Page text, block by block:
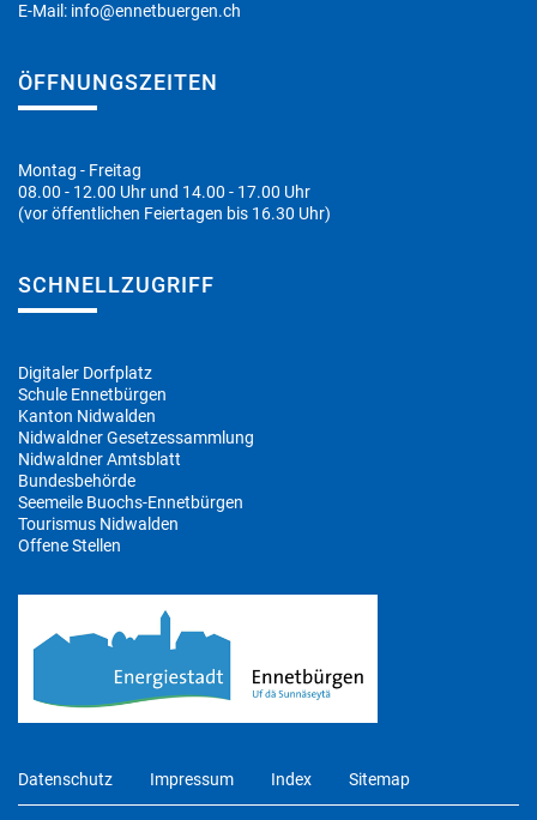
E-Mail: info@ennetbuergen.ch
ÖFFNUNGSZEITEN
Montag - Freitag
08.00 - 12.00 Uhr und 14.00 - 17.00 Uhr
(vor öffentlichen Feiertagen bis 16.30 Uhr)
SCHNELLZUGRIFF
Digitaler Dorfplatz
Schule Ennetbürgen
Kanton Nidwalden
Nidwaldner Gesetzessammlung
Nidwaldner Amtsblatt
Bundesbehörde
Seemeile Buochs-Ennetbürgen
Tourismus Nidwalden
Offene Stellen
Datenschutz Impressum Index Sitemap